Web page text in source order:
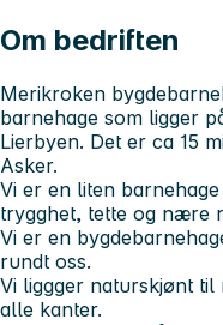
Om bedriften
Merikroken
barnehage som ligger
Lierbyen. Det er ca 15
Asker.
Vi er en liten
trygghet, tette og nære
Vi er en
rundt oss.
Vi liggger naturskjønt
alle kanter.